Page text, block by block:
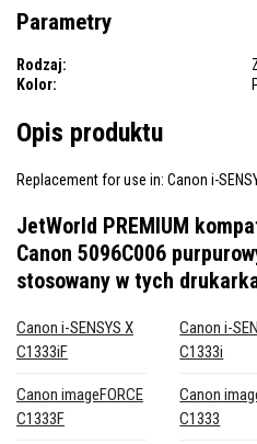
Parametry
Rodzaj:
Kolor:
Opis produktu
Replacement for use in: Canon i-
JetWorld PREMIUM
Canon 5096C006
stosowany w tych
Canon i-SENSYS X
C1333iF
Canon i-
C1333i
Canon imageFORCE
C1333F
Canon
C1333